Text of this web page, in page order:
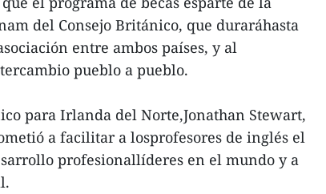
del Consejo Británico, que duraráhasta
entre ambos países, y al
pueblo a pueblo.
para Irlanda del Norte,Jonathan Stewart,
a facilitar a losprofesores de inglés el
profesionallíderes en el mundo y a